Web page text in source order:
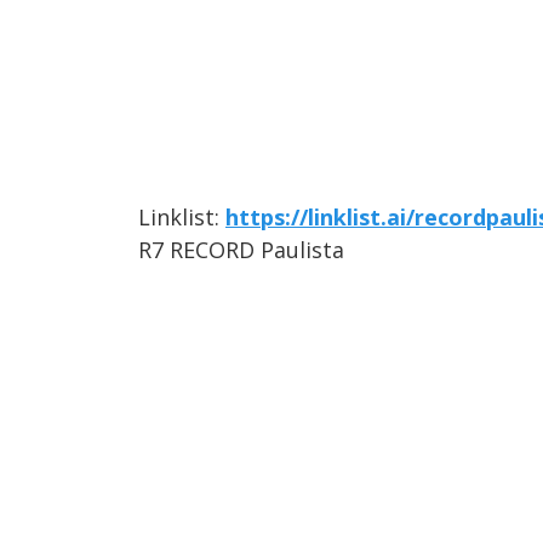
Linklist: https://linklist.ai/
R7 RECORD Paulista